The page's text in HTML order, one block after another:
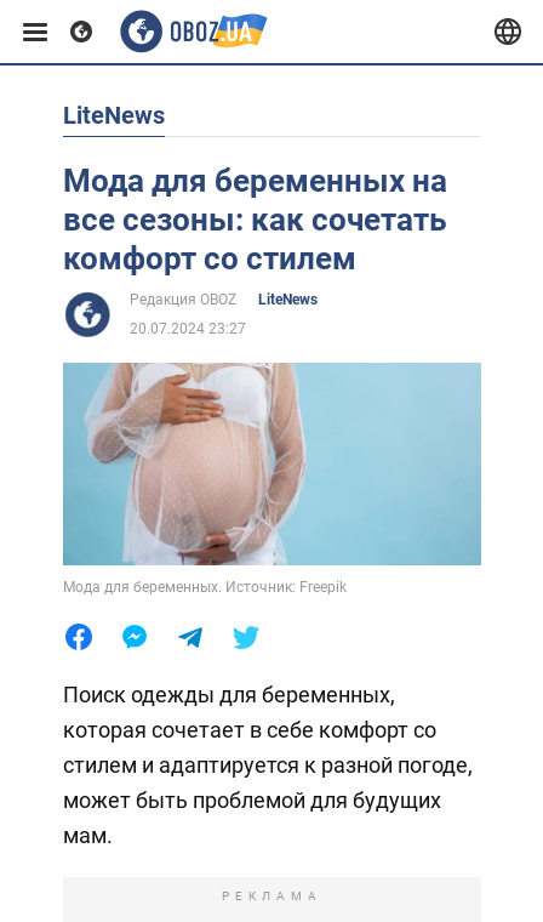
Европа
США
Африка
LiteNews
Мода для беременных на
все сезоны: как сочетать
комфорт со стилем
Редакция OBOZ
LiteNews
20.07.2024 23:27
Мода для беременных. Источник: Freepik
Поиск одежды для беременных,
которая сочетает в себе комфорт со
стилем и адаптируется к разной погоде,
может быть проблемой для будущих
мам.
РЕКЛАМА